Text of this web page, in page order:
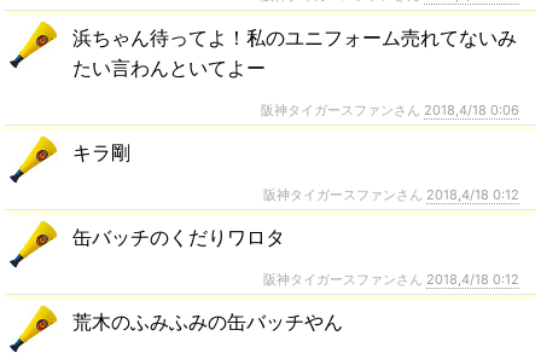
浜ちゃん待ってよ！私のユニフォーム売れてないみ
たい言わんといてよー
阪神タイガースファンさん 2018,4/18 0:06
キラ剛
阪神タイガースファンさん 2018,4/18 0:12
缶バッチのくだりワロタ
阪神タイガースファンさん 2018,4/18 0:12
荒木のふみふみの缶バッチやん